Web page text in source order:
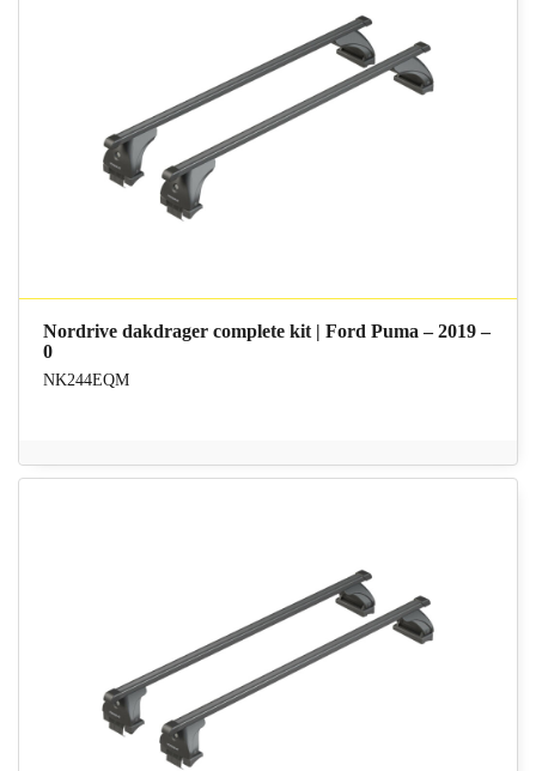
Nordrive dakdrager complete kit | Ford Puma – 2019 –
0
NK244EQM